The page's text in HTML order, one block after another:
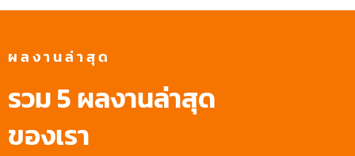
ผลงานล่าสุด
รวม 5 ผลงานล่าสุด
ของเรา